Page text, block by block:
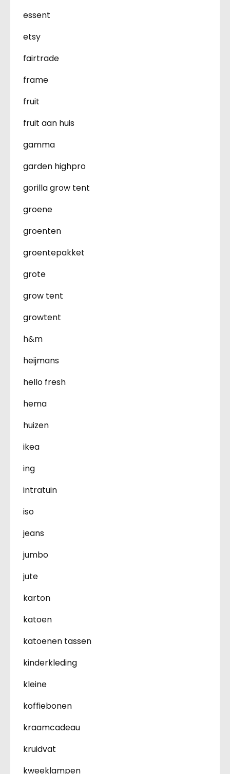
essent
etsy
fairtrade
frame
fruit
fruit aan huis
gamma
garden highpro
gorilla grow tent
groene
groenten
groentepakket
grote
grow tent
growtent
h&m
heijmans
hello fresh
hema
huizen
ikea
ing
intratuin
iso
jeans
jumbo
jute
karton
katoen
katoenen tassen
kinderkleding
kleine
koffiebonen
kraamcadeau
kruidvat
kweeklampen